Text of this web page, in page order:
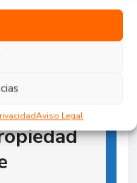
Aviso Legal